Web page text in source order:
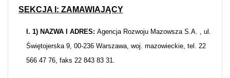
SEKCJA I: ZAMAWIAJĄCY
I. 1) NAZWA I ADRES: Agencja Rozwoju Mazowsza S.A. , ul.
Świętojerska 9, 00-236 Warszawa, woj. mazowieckie, tel. 22
566 47 76, faks 22 843 83 31.